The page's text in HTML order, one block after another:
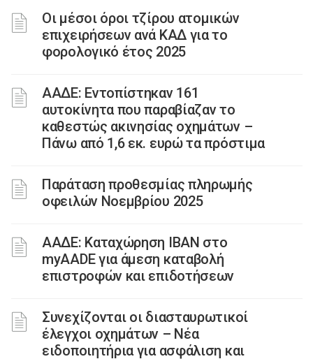
Οι μέσοι όροι τζίρου ατομικών
επιχειρήσεων ανά ΚΑΔ για το
φορολογικό έτος 2025
ΑΑΔΕ: Εντοπίστηκαν 161
αυτοκίνητα που παραβίαζαν το
καθεστώς ακινησίας οχημάτων –
Πάνω από 1,6 εκ. ευρώ τα πρόστιμα
Παράταση προθεσμίας πληρωμής
οφειλών Νοεμβρίου 2025
ΑΑΔΕ: Καταχώρηση ΙΒΑΝ στο
myAADE για άμεση καταβολή
επιστροφών και επιδοτήσεων
Συνεχίζονται οι διασταυρωτικοί
έλεγχοι οχημάτων – Νέα
ειδοποιητήρια για ασφάλιση και